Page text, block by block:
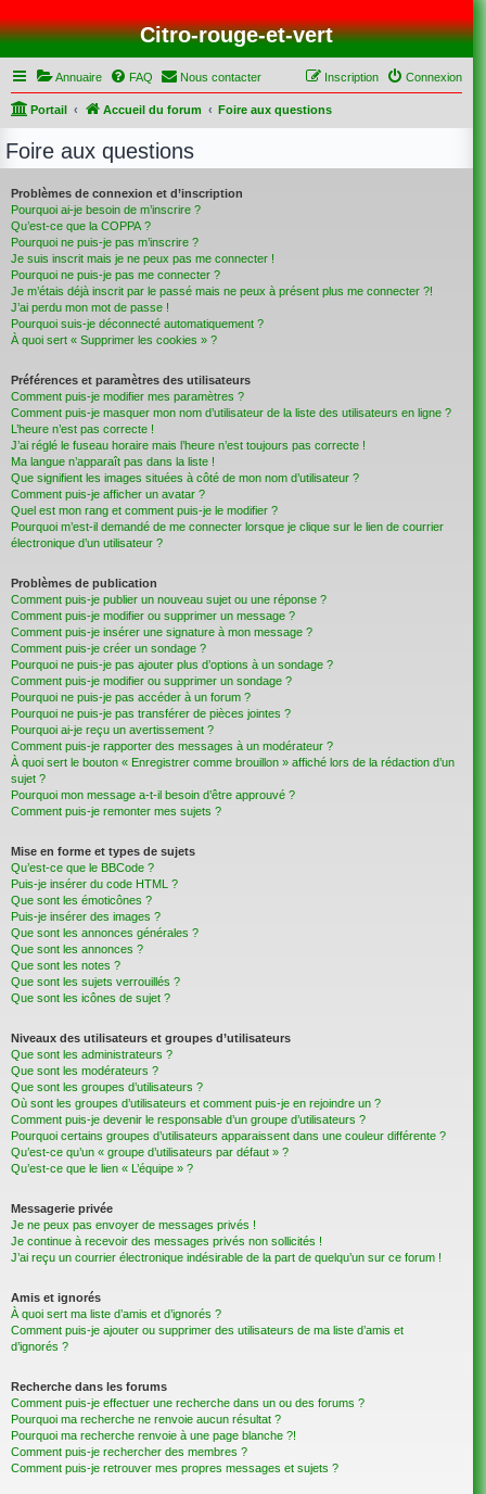
Citro-rouge-et-vert
Annuaire FAQ Nous contacter Connexion
Inscription
Portail Accueil du forum Foire aux questions
Foire aux questions
Problèmes de connexion et d’inscription
Pourquoi ai-je besoin de m’inscrire ?
Qu’est-ce que la COPPA ?
Pourquoi ne puis-je pas m’inscrire ?
Je suis inscrit mais je ne peux pas me connecter !
Pourquoi ne puis-je pas me connecter ?
Je m’étais déjà inscrit par le passé mais ne peux à présent plus me connecter ?!
J’ai perdu mon mot de passe !
Pourquoi suis-je déconnecté automatiquement ?
À quoi sert « Supprimer les cookies » ?
Préférences et paramètres des utilisateurs
Comment puis-je modifier mes paramètres ?
Comment puis-je masquer mon nom d’utilisateur de la liste des utilisateurs en ligne ?
L’heure n’est pas correcte !
J’ai réglé le fuseau horaire mais l’heure n’est toujours pas correcte !
Ma langue n’apparaît pas dans la liste !
Que signifient les images situées à côté de mon nom d’utilisateur ?
Comment puis-je afficher un avatar ?
Quel est mon rang et comment puis-je le modifier ?
Pourquoi m’est-il demandé de me connecter lorsque je clique sur le lien de courrier
électronique d’un utilisateur ?
Problèmes de publication
Comment puis-je publier un nouveau sujet ou une réponse ?
Comment puis-je modifier ou supprimer un message ?
Comment puis-je insérer une signature à mon message ?
Comment puis-je créer un sondage ?
Pourquoi ne puis-je pas ajouter plus d’options à un sondage ?
Comment puis-je modifier ou supprimer un sondage ?
Pourquoi ne puis-je pas accéder à un forum ?
Pourquoi ne puis-je pas transférer de pièces jointes ?
Pourquoi ai-je reçu un avertissement ?
Comment puis-je rapporter des messages à un modérateur ?
À quoi sert le bouton « Enregistrer comme brouillon » affiché lors de la rédaction d’un
sujet ?
Pourquoi mon message a-t-il besoin d’être approuvé ?
Comment puis-je remonter mes sujets ?
Mise en forme et types de sujets
Qu’est-ce que le BBCode ?
Puis-je insérer du code HTML ?
Que sont les émoticônes ?
Puis-je insérer des images ?
Que sont les annonces générales ?
Que sont les annonces ?
Que sont les notes ?
Que sont les sujets verrouillés ?
Que sont les icônes de sujet ?
Niveaux des utilisateurs et groupes d’utilisateurs
Que sont les administrateurs ?
Que sont les modérateurs ?
Que sont les groupes d’utilisateurs ?
Où sont les groupes d’utilisateurs et comment puis-je en rejoindre un ?
Comment puis-je devenir le responsable d’un groupe d’utilisateurs ?
Pourquoi certains groupes d’utilisateurs apparaissent dans une couleur différente ?
Qu’est-ce qu’un « groupe d’utilisateurs par défaut » ?
Qu’est-ce que le lien « L’équipe » ?
Messagerie privée
Je ne peux pas envoyer de messages privés !
Je continue à recevoir des messages privés non sollicités !
J’ai reçu un courrier électronique indésirable de la part de quelqu’un sur ce forum !
Amis et ignorés
À quoi sert ma liste d’amis et d’ignorés ?
Comment puis-je ajouter ou supprimer des utilisateurs de ma liste d’amis et
d’ignorés ?
Recherche dans les forums
Comment puis-je effectuer une recherche dans un ou des forums ?
Pourquoi ma recherche ne renvoie aucun résultat ?
Pourquoi ma recherche renvoie à une page blanche ?!
Comment puis-je rechercher des membres ?
Comment puis-je retrouver mes propres messages et sujets ?